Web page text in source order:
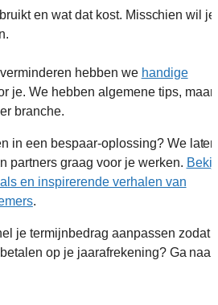
en wat dat kost. Misschien wil je
hebben we handige
je. We hebben algemene tips, maar
branche.
in een bespaar-oplossing? We laten
partners graag voor je werken.
en inspirerende verhalen van
.
je termijnbedrag aanpassen zodat
op je jaarafrekening? Ga naar